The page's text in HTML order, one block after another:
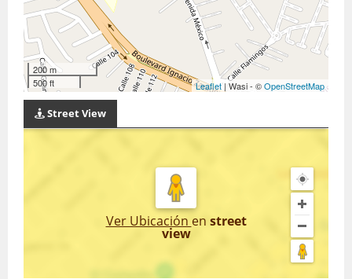
200 m
500 ft
Leaflet | Wasi - ©OpenStreetMap
Street View
Ver Ubicación en street
view